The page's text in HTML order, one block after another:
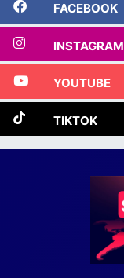
FACEBOOK
INSTAGRAM
YOUTUBE
TIKTOK